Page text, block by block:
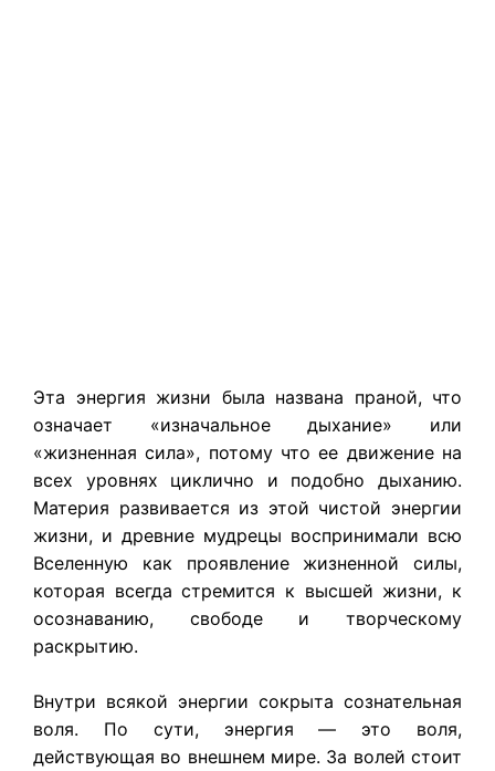
Эта энергия жизни была названа праной, что
означает «изначальное дыхание» или
«жизненная сила», потому что ее движение на
всех уровнях циклично и подобно дыханию.
Материя развивается из этой чистой энергии
жизни, и древние мудрецы воспринимали всю
Вселенную как проявление жизненной силы,
которая всегда стремится к высшей жизни, к
осознаванию, свободе и творческому
раскрытию.
Внутри всякой энергии сокрыта сознательная
воля. По сути, энергия — это воля,
действующая во внешнем мире. За волей стоит